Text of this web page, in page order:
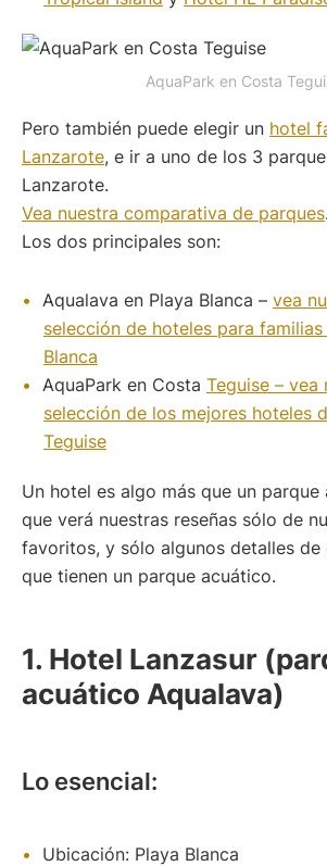
AquaPark en Costa
Pero también puede elegir un hotel
Lanzarote, e ir a uno de los 3
Lanzarote.
Vea nuestra comparativa de parques.
Los dos principales son:
Aqualava en Playa Blanca – vea
selección de hoteles para familias
Blanca
AquaPark en Costa Teguise – vea
selección de los mejores hoteles
Teguise
Un hotel es algo más que un
que verá nuestras reseñas sólo de
favoritos, y sólo algunos detalles
que tienen un parque acuático.
1. Hotel Lanzasur
acuático Aqualava)
Lo esencial:
Ubicación: Playa Blanca